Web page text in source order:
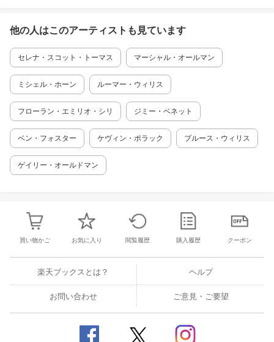
他の人はこのアーティスト も見ています
セレナ・スコット・トーマス マーシャル・オールマン
ミシェル・ホーン ルーマー・ウィリス
フローラン・エミリオ・シリ ジミー・ベネット
ベン・フォスター ケヴィン・ポラック ブルース・ウィリス
ゲイリー・オールドマン
買い物かご お気に入り 閲覧履歴 購入履歴 クーポン
楽天ブックスとは？ ヘルプ
お問い合わせ ご意見・ご要望